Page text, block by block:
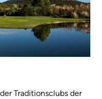
Traditionsclubs der